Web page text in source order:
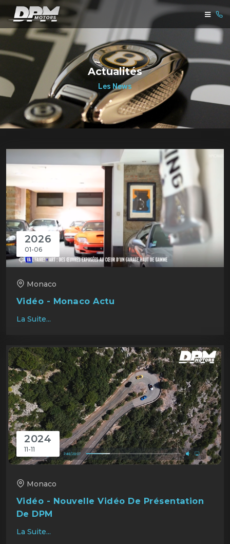
Actualités
Les News
2026
01-06
Monaco
Vidéo - Monaco Actu
La Suite...
2024
11-11
Monaco
Vidéo - Nouvelle Vidéo De Présentation
De DPM
La Suite...